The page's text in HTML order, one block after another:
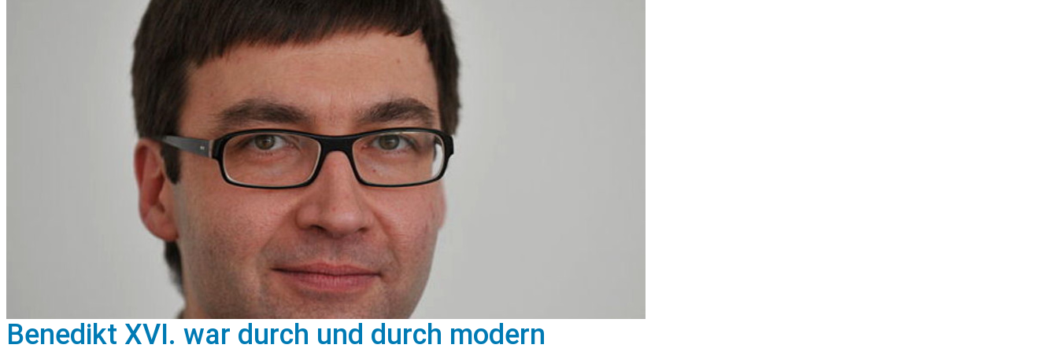
Benedikt XVI. war durch und durch modern